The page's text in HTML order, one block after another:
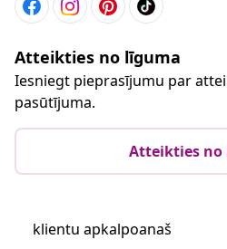
Atteikties no līguma
Iesniegt pieprasījumu par
pasūtījuma.
Atteikties no
klientu apkalpoanaš